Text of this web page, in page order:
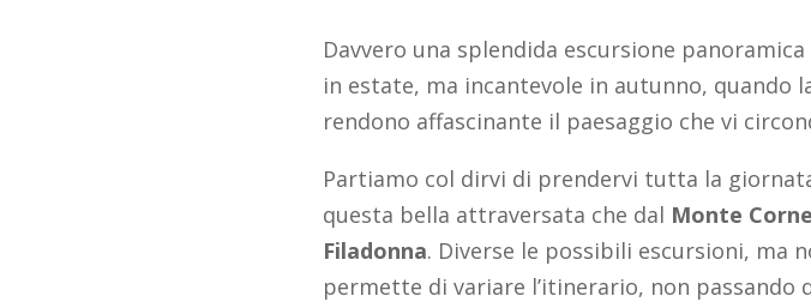
Davvero una splendida escursione
in estate, ma incantevole in autunno, quando
rendono affascinante il paesaggio che vi
Partiamo col dirvi di prendervi tutta la
questa bella attraversata che dal Monte
Filadonna. Diverse le possibili escursioni, ma
permette di variare l’itinerario, non passando